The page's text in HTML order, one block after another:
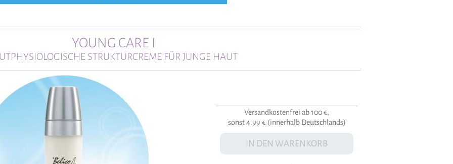
YOUNG CARE I
STRUKTURCREME FÜR JUNGE HAUT
Versandkostenfrei ab 100 €,
sonst 4.99 € (innerhalb Deutschlands)
IN DEN WARENKORB